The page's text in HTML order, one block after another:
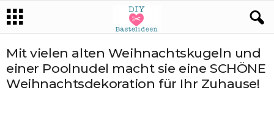
Mit vielen alten Weihnachtskugeln und
einer Poolnudel macht sie eine SCHÖNE
Weihnachtsdekoration für Ihr Zuhause!